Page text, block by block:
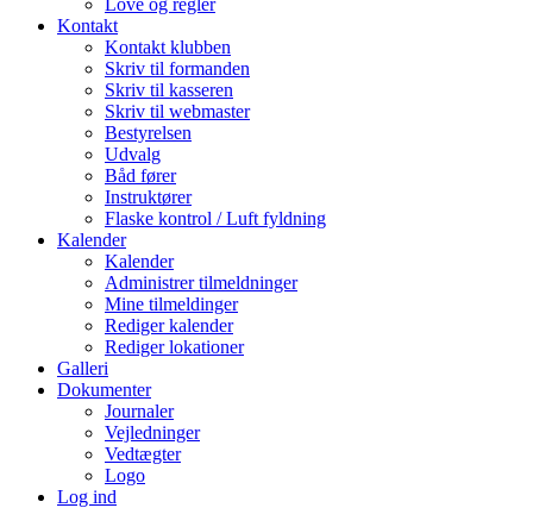
Kontakt
Kontakt klubben
Skriv til formanden
Skriv til kasseren
Skriv til webmaster
Bestyrelsen
Udvalg
Båd fører
Instruktører
Flaske kontrol / Luft fyldning
Kalender
Kalender
Administrer tilmeldninger
Mine tilmeldinger
Rediger kalender
Rediger lokationer
Galleri
Dokumenter
Journaler
Vejledninger
Vedtægter
Logo
Log ind